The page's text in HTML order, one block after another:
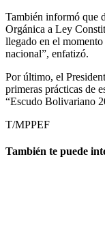
También informó que
Orgánica a Ley
llegado en el
nacional”, enfatizó.
Por último, el
primeras prácticas de
“Escudo Bolivariano
T/MPPEF
También te puede